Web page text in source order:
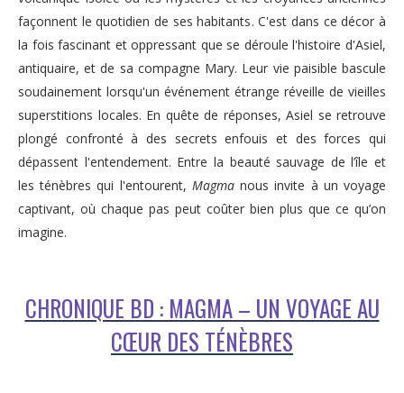
façonnent le quotidien de ses habitants. C'est dans ce décor à
la fois fascinant et oppressant que se déroule l'histoire d'Asiel,
antiquaire, et de sa compagne Mary. Leur vie paisible bascule
soudainement lorsqu'un événement étrange réveille de vieilles
superstitions locales. En quête de réponses, Asiel se retrouve
plongé confronté à des secrets enfouis et des forces qui
dépassent l'entendement. Entre la beauté sauvage de l’île et
les ténèbres qui l'entourent, Magmanous invite à un voyage
captivant, où chaque pas peut coûter bien plus que ce qu’on
imagine.
CHRONIQUE BD : MAGMA – UN VOYAGE AU
CŒUR DES TÉNÈBRES